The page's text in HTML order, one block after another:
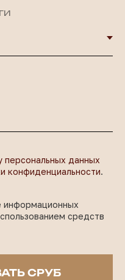
персональных данных
конфиденциальности.
информационных
средств
СРУБ